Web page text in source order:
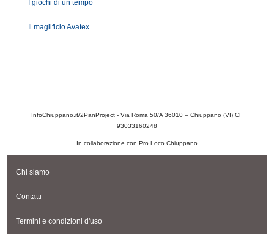
I giochi di un tempo
Il maglificio Avatex
InfoChiuppano.it/2PanProject - Via Roma 50/A 36010 – Chiuppano (VI) CF
93033160248
In collaborazione con Pro Loco Chiuppano
Chi siamo
Contatti
Termini e condizioni d'uso